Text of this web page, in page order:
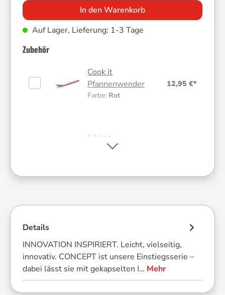
In den Warenkorb
Auf Lager, Lieferung: 1-3 Tage
Zubehör
Cook it
Pfannenwender
Farbe: Rot
12,95 €*
Silikon-
Schwämme, 2
Sicherheitsglasd
Silikon-
Pfannenschutz-
14,41 €*
Details
INNOVATION INSPIRIERT. Leicht, vielseitig,
innovativ. CONCEPT ist unsere Einstiegsserie –
dabei lässt sie mit gekapselten I… Mehr